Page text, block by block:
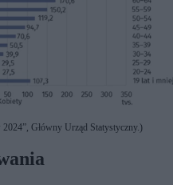
Główny Urząd Statystyczny.)